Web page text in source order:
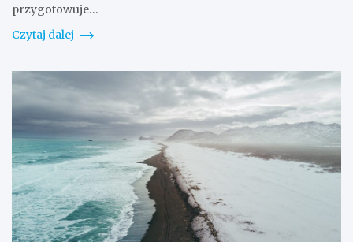
przygotowuje…
Czytaj dalej